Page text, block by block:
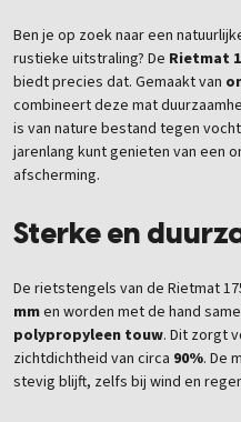
Ben je op zoek naar een
rustieke uitstraling? De Rietmat
biedt precies dat. Gemaakt van
combineert deze mat
is van nature bestand tegen
jarenlang kunt genieten van een
afscherming.
Sterke en
De rietstengels van de Rietmat
mmen worden met de hand
polypropyleen touw. Dit zorgt
zichtdichtheid van circa 90%. De
stevig blijft, zelfs bij wind en